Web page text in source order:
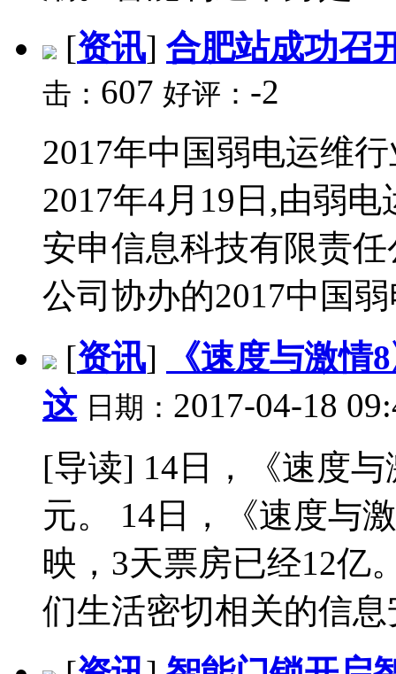
[资讯] 合肥站成功召
击： 607 好评： -2
2017年中国弱电运维
2017年4月19日,由弱
安申信息科技有限责
公司协办的2017中国
[资讯]
《速度与激
这 日期： 2017-04-18
[导读] 14日，《速度
元。 14日，《速度与
映，3天票房已经12亿
们生活密切相关的信息